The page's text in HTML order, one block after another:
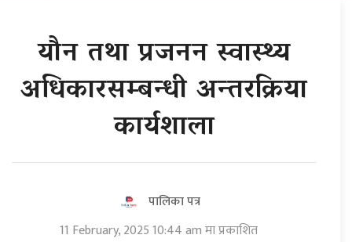
यौन तथा प्रजनन स्वास्थ्य
अधिकारसम्बन्धी अन्तरक्रिया
कार्यशाला
पालिका पत्र
11 February, 2025 10:44 am मा प्रकाशित